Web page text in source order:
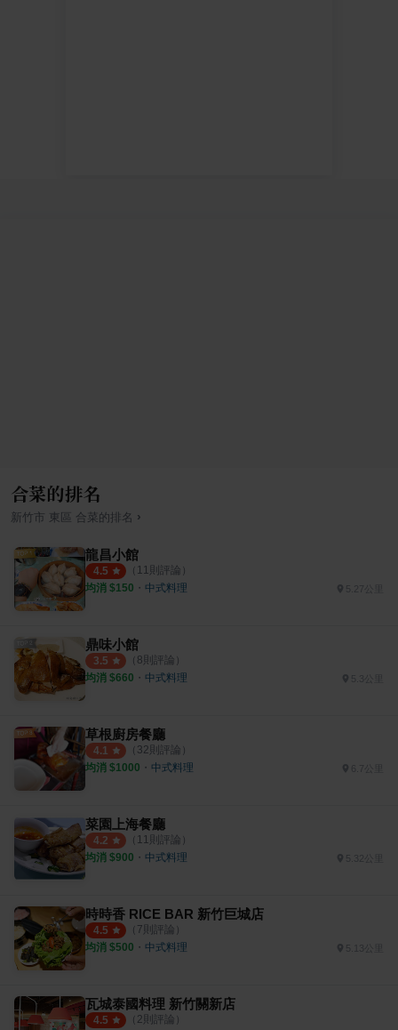
合菜的排名
新竹市 東區 合菜 的排名 ›
龍昌小館
4.5 （ 11則評論）
均消 $150 ・ 中式料理 5.27公里
鼎味小館
3.5 （ 8則評論）
均消 $660 ・ 中式料理 5.3公里
草根廚房餐廳
4.1 （ 32則評論）
均消 $1000 ・ 中式料理
菜園上海餐廳
4.2 （ 11則評論）
均消 $900 ・ 中式料理 5.32公里
時時香 RICE BAR 新竹巨城店
4.5 （ 7則評論）
均消 $500 ・ 中式料理 5.13公里
瓦城泰國料理 新竹關新店
4.5 （ 2則評論）